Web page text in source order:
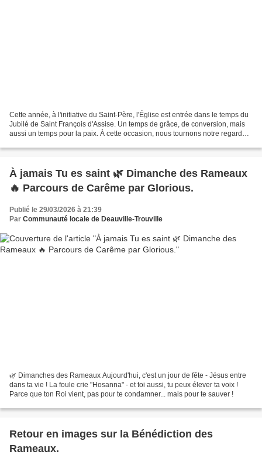
Cette année, à l'initiative du Saint-Père, l'Église est entrée dans le temps du
Jubilé de Saint François d'Assise. Un temps de grâce, de conversion, mais
aussi un temps pour la paix. À cette occasion, nous tournons notre regard
À jamais Tu es saint 🌿 Dimanche des Rameaux
🔥 Parcours de Carême par Glorious.
Publié le 29/03/2026 à 21:39
Par Communauté locale de Deauville-Trouville
🌿 Dimanches des Rameaux Aujourd'hui, c'est un jour de fête - Jésus entre
dans ta vie ! La foule crie "Hosanna" - et toi aussi, tu peux élever ta voix !
Parce que ton Roi vient, pas pour te condamner... mais pour te sauver !
Retour en images sur la Bénédiction des
Rameaux.